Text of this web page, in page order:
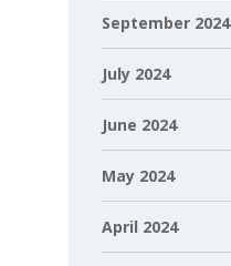
September 2024
July 2024
June 2024
May 2024
April 2024